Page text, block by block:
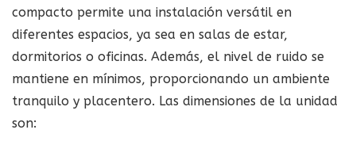
compacto permite una instalación versátil en
diferentes espacios, ya sea en salas de estar,
dormitorios o oficinas. Además, el nivel de ruido se
mantiene en mínimos, proporcionando un ambiente
tranquilo y placentero. Las dimensiones de la unidad
son: